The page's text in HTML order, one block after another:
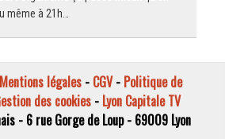
à 21h…
Mentions légales - CGV- Politique de
des cookies- Lyon Capitale TV
- 6 rue Gorge de Loup - 69009 Lyon